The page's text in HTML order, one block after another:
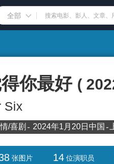
全部
你最好 (
Six
/喜剧 2024年1月20日 中国
张图片 14位演职员